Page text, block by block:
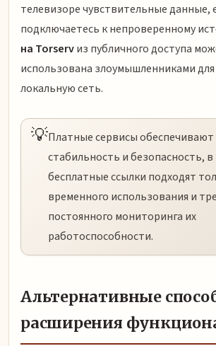
телевизоре чувствительные данные,
подключаетесь к непроверенному
на Torservиз публичного доступа
использована злоумышленниками
локальную сеть.
💡Платные сервисы обеспечивают
стабильность и безопасность,
бесплатные ссылки подходят
временного использования и
постоянного мониторинга их
работоспособности.
Альтернативные
расширения